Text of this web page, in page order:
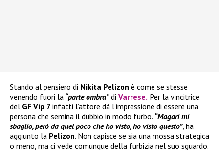
Stando al pensiero di Nikita Pelizon è come se stesse
venendo fuori la “parte ombra”di Varrese. Per la vincitrice
del GF Vip 7 infatti l’attore dà l’impressione di essere una
persona che semina il dubbio in modo furbo. “Magari mi
sbaglio, però da quel poco che ho visto, ho visto questo”, ha
aggiunto la Pelizon. Non capisce se sia una mossa strategica
o meno, ma ci vede comunque della furbizia nel suo sguardo.